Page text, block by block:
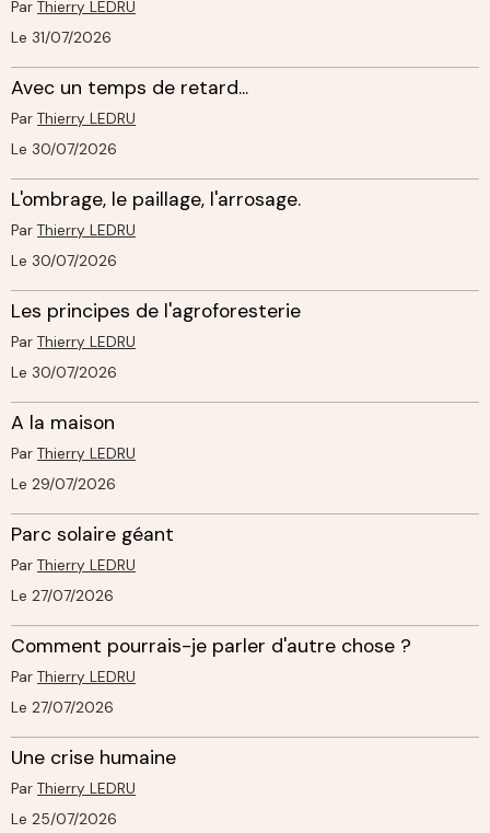
Par Thierry LEDRU
Le 31/07/2026
Avec un temps de retard...
Par Thierry LEDRU
Le 30/07/2026
L'ombrage, le paillage, l'arrosage.
Par Thierry LEDRU
Le 30/07/2026
Les principes de l'agroforesterie
Par Thierry LEDRU
Le 30/07/2026
A la maison
Par Thierry LEDRU
Le 29/07/2026
Parc solaire géant
Par Thierry LEDRU
Le 27/07/2026
Comment pourrais-je parler d'autre chose ?
Par Thierry LEDRU
Le 27/07/2026
Une crise humaine
Par Thierry LEDRU
Le 25/07/2026